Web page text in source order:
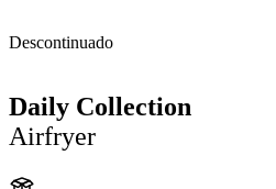
Descontinuado
Daily Collection
Airfryer